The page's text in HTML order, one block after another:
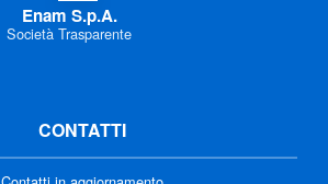
Enam S.p.A.
Società Trasparente
CONTATTI